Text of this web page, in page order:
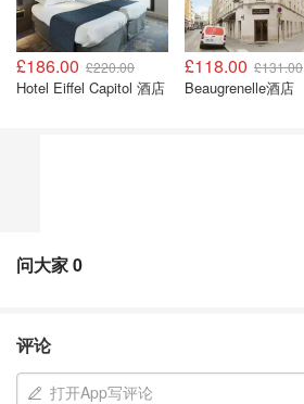
£186.00 £220.00
Hotel Eiffel Capitol 酒店
£118.00 £131.00
Beaugrenelle酒店
问大家0
评论
打开App写评论